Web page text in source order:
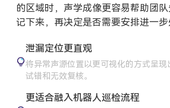
的区域时，声学成像更容易帮助团队
记下来，再决定是否需要安排进一步
泄漏定位更直观
将异常声源位置以更可视化的方式呈
试错和无效复核。
更适合融入机器人巡检流程